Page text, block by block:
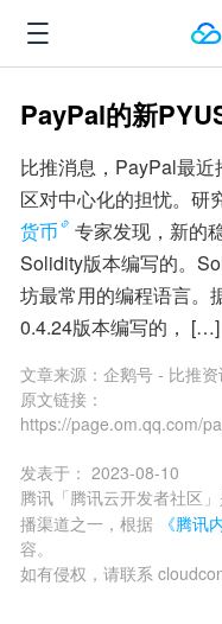
PayPal的新
比推消息，PayPal最
区对中心化的担忧。研
货币
专家发现，新的
Solidity版本编写的。
坊最常用的编程语言。
0.4.24版本编写的， […]
文章来源： 企鹅号 - 比推
原文链接：
https://page.om.qq.com/
发表于： 2023-08-10
腾讯「腾讯云开发者社区
播渠道之一，根据
《腾讯
容。
如有侵权，请联系